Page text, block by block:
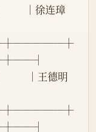
│徐连璋
│王德明